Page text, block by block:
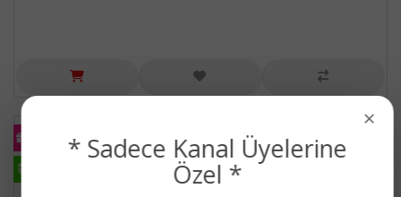
×
* Sadece Kanal Üyelerine
Özel *